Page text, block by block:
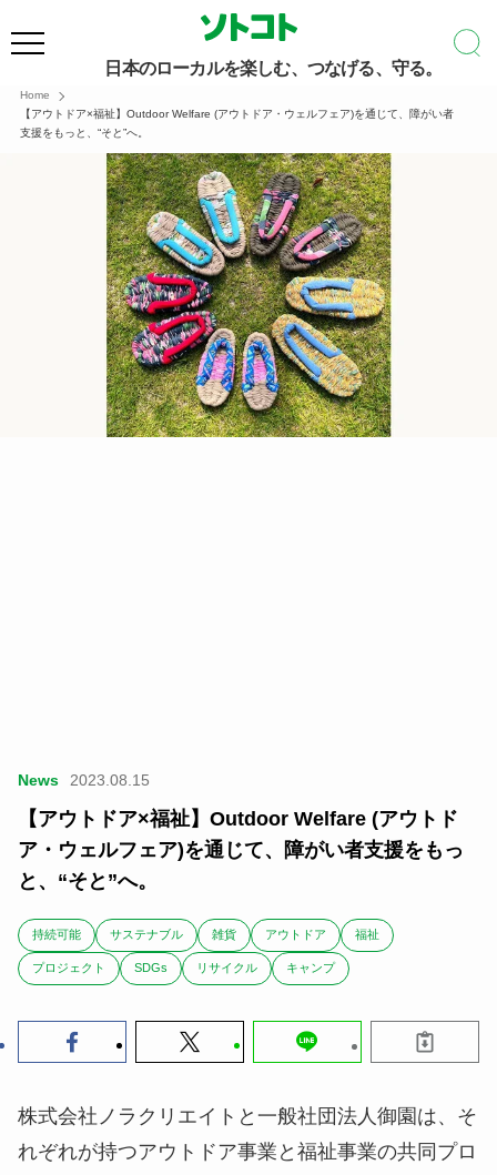
日本のローカルを楽しむ、つなげる、守る。
Home
【アウトドア×福祉】Outdoor Welfare (アウトドア・ウェルフェア)を通じて、障がい者
支援をもっと、“そと”へ。
News 2023.08.15
【アウトドア×福祉】Outdoor Welfare (アウトド
ア・ウェルフェア)を通じて、障がい者支援をもっ
と、“そと”へ。
持続可能 サステナブル 雑貨 アウトドア 福祉
プロジェクト SDGs リサイクル キャンプ
株式会社ノラクリエイトと一般社団法人御園は、そ
れぞれが持つアウトドア事業と福祉事業の共同プロ